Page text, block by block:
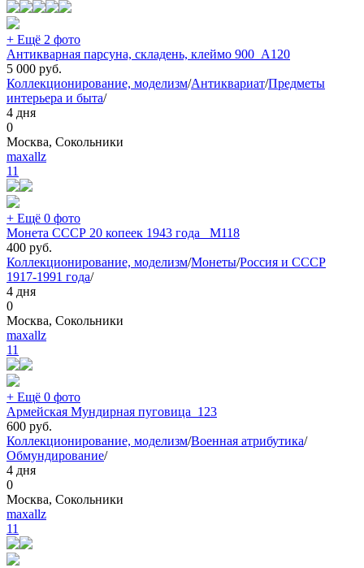
+ Ещё 2 фото
Антикварная парсуна, складень, клеймо 900_А120
5 000 руб.
Коллекционирование, моделизм/Антиквариат/Предметы
интерьера и быта/
4 дня
0
Москва, Сокольники
maxallz
11
+ Ещё 0 фото
Монета СССР 20 копеек 1943 года _М118
400 руб.
Коллекционирование, моделизм/Монеты/Россия и СССР
1917-1991 года/
4 дня
0
Москва, Сокольники
maxallz
11
+ Ещё 0 фото
Армейская Мундирная пуговица_123
600 руб.
Коллекционирование, моделизм/Военная атрибутика/
Обмундирование/
4 дня
0
Москва, Сокольники
maxallz
11